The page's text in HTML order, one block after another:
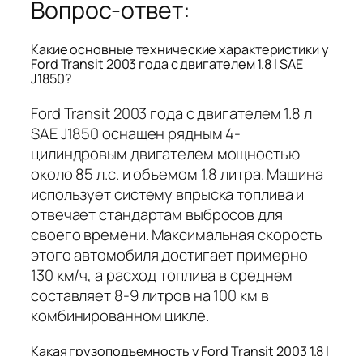
Вопрос-ответ:
Какие основные технические характеристики у
Ford Transit 2003 года с двигателем 1.8 l SAE
J1850?
Ford Transit 2003 года с двигателем 1.8 л
SAE J1850 оснащен рядным 4-
цилиндровым двигателем мощностью
около 85 л.с. и объемом 1.8 литра. Машина
использует систему впрыска топлива и
отвечает стандартам выбросов для
своего времени. Максимальная скорость
этого автомобиля достигает примерно
130 км/ч, а расход топлива в среднем
составляет 8-9 литров на 100 км в
комбинированном цикле.
Какая грузоподъемность у Ford Transit 2003 1.8 l